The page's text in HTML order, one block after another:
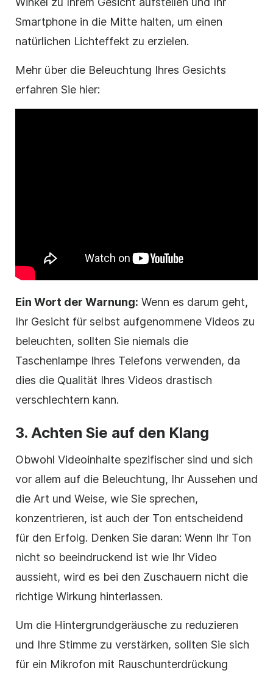
Smartphone in die Mitte halten, um einen
natürlichen Lichteffekt zu erzielen.
Mehr über die Beleuchtung Ihres Gesichts
erfahren Sie hier:
Ein Wort der Warnung: Wenn es darum geht,
Ihr Gesicht für selbst aufgenommene Videos zu
beleuchten, sollten Sie niemals die
Taschenlampe Ihres Telefons verwenden, da
dies die Qualität Ihres Videos drastisch
verschlechtern kann.
3. Achten Sie auf den Klang
Obwohl Videoinhalte spezifischer sind und sich
vor allem auf die Beleuchtung, Ihr Aussehen und
die Art und Weise, wie Sie sprechen,
konzentrieren, ist auch der Ton entscheidend
für den Erfolg. Denken Sie daran: Wenn Ihr Ton
nicht so beeindruckend ist wie Ihr Video
aussieht, wird es bei den Zuschauern nicht die
richtige Wirkung hinterlassen.
Um die Hintergrundgeräusche zu reduzieren
und Ihre Stimme zu verstärken, sollten Sie sich
für ein Mikrofon mit Rauschunterdrückung